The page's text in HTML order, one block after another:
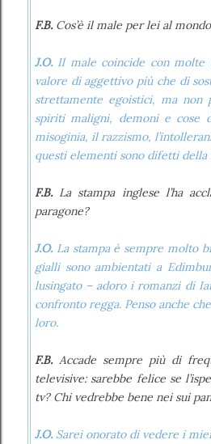
F.B.Cos’è il male per lei al mondo
J.O.Il male coincide con molte
valore di aggettivo più che di
strettamente egoistici, ma non
spiriti maligni, demoni e cose
misoginia, il razzismo,
questi elementi sono difetti
F.B.La stampa inglese l’ha
paragone?
J.O.La stampa è sempre molto
gialli sono ambientati a
lusingato – adoro i romanzi di
confronto regga. Penso anche
loro.
F.B.Accade sempre più di
televisive: sarebbe felice se
tv? Chi vedrebbe bene nei sui
J.O.Sarei onorato di vedere i